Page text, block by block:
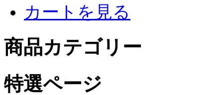
カートを見る
商品カテゴリー
特選ページ